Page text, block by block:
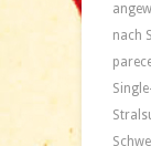
nach